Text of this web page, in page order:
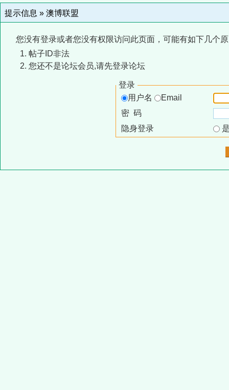
提示信息 » 澳博联盟
您没有登录或者您没有权限访问此页面，可能有如下几个
帖子ID非法
您还不是论坛会员,请先登录论坛
登录
用户名
Email
密 码
隐身登录